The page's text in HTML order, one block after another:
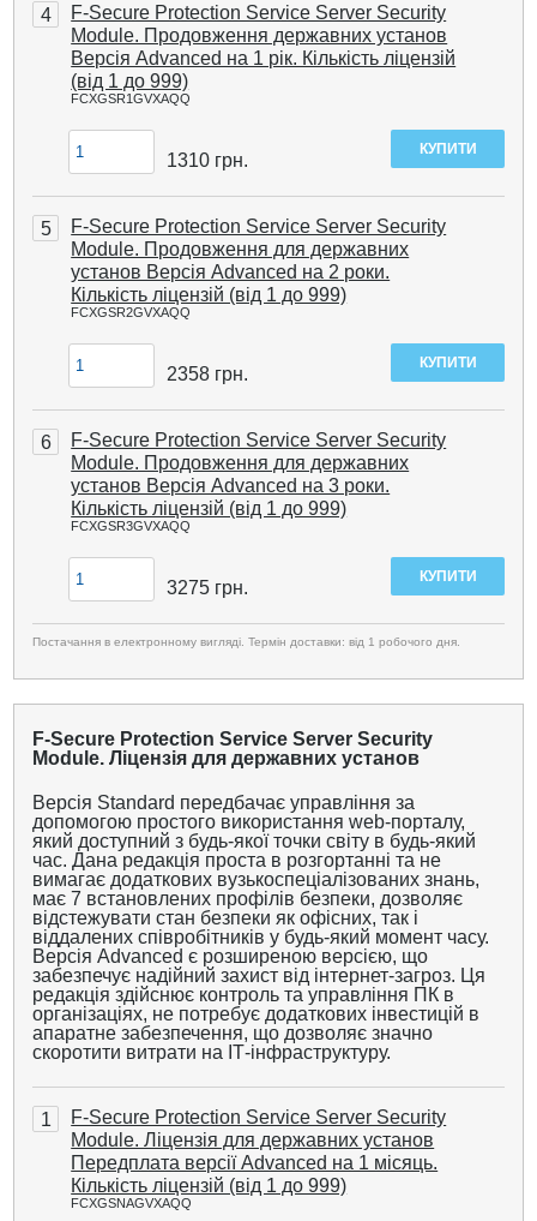
4
F-Secure Protection Service Server Security
Module. Продовження державних установ
Версія Advanced на 1 рік. Кількість ліцензій
(від 1 до 999)
FCXGSR1GVXAQQ
1310 грн.
5
F-Secure Protection Service Server Security
Module. Продовження для державних
установ Версія Advanced на 2 роки.
Кількість ліцензій (від 1 до 999)
FCXGSR2GVXAQQ
2358 грн.
6
F-Secure Protection Service Server Security
Module. Продовження для державних
установ Версія Advanced на 3 роки.
Кількість ліцензій (від 1 до 999)
FCXGSR3GVXAQQ
3275 грн.
Постачання в електронному вигляді. Термін доставки: від 1 робочого дня.
F-Secure Protection Service Server Security
Module. Ліцензія для державних установ
Версія Standard передбачає управління за
допомогою простого використання web-порталу,
який доступний з будь-якої точки світу в будь-який
час. Дана редакція проста в розгортанні та не
вимагає додаткових вузькоспеціалізованих знань,
має 7 встановлених профілів безпеки, дозволяє
відстежувати стан безпеки як офісних, так і
віддалених співробітників у будь-який момент часу.
Версія Advanced є розширеною версією, що
забезпечує надійний захист від інтернет-загроз. Ця
редакція здійснює контроль та управління ПК в
організаціях, не потребує додаткових інвестицій в
апаратне забезпечення, що дозволяє значно
скоротити витрати на ІТ-інфраструктуру.
1
F-Secure Protection Service Server Security
Module. Ліцензія для державних установ
Передплата версії Advanced на 1 місяць.
Кількість ліцензій (від 1 до 999)
FCXGSNAGVXAQQ